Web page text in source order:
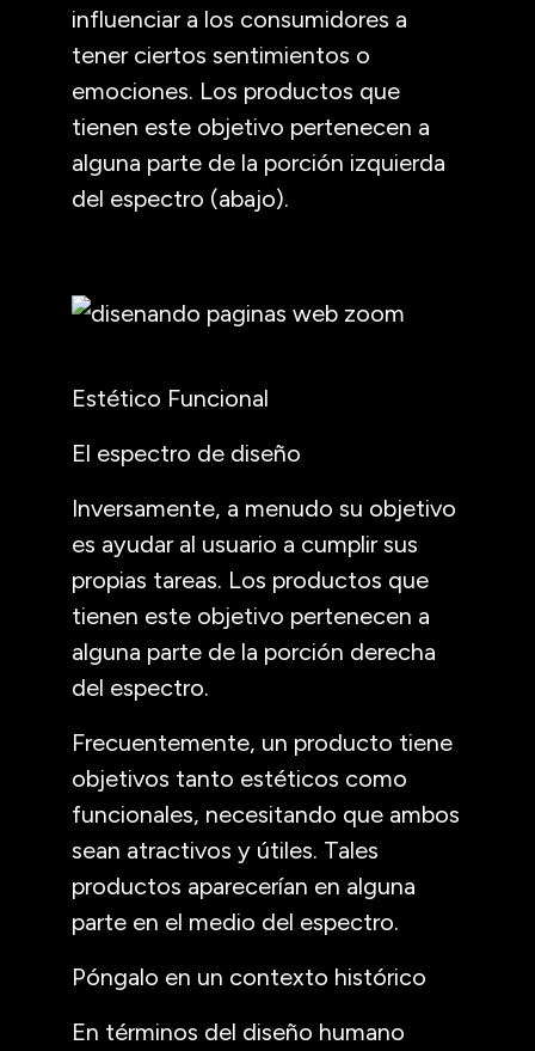
influenciar a los consumidores a
tener ciertos sentimientos o
emociones. Los productos que
tienen este objetivo pertenecen a
alguna parte de la porción izquierda
del espectro (abajo).
Estético Funcional
El espectro de diseño
Inversamente, a menudo su objetivo
es ayudar al usuario a cumplir sus
propias tareas. Los productos que
tienen este objetivo pertenecen a
alguna parte de la porción derecha
del espectro.
Frecuentemente, un producto tiene
objetivos tanto estéticos como
funcionales, necesitando que ambos
sean atractivos y útiles. Tales
productos aparecerían en alguna
parte en el medio del espectro.
Póngalo en un contexto histórico
En términos del diseño humano